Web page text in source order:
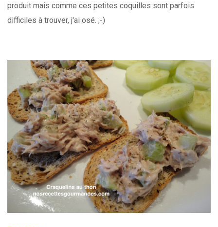
produit mais comme ces petites coquilles sont parfois
difficiles à trouver, j'ai osé. ;-)